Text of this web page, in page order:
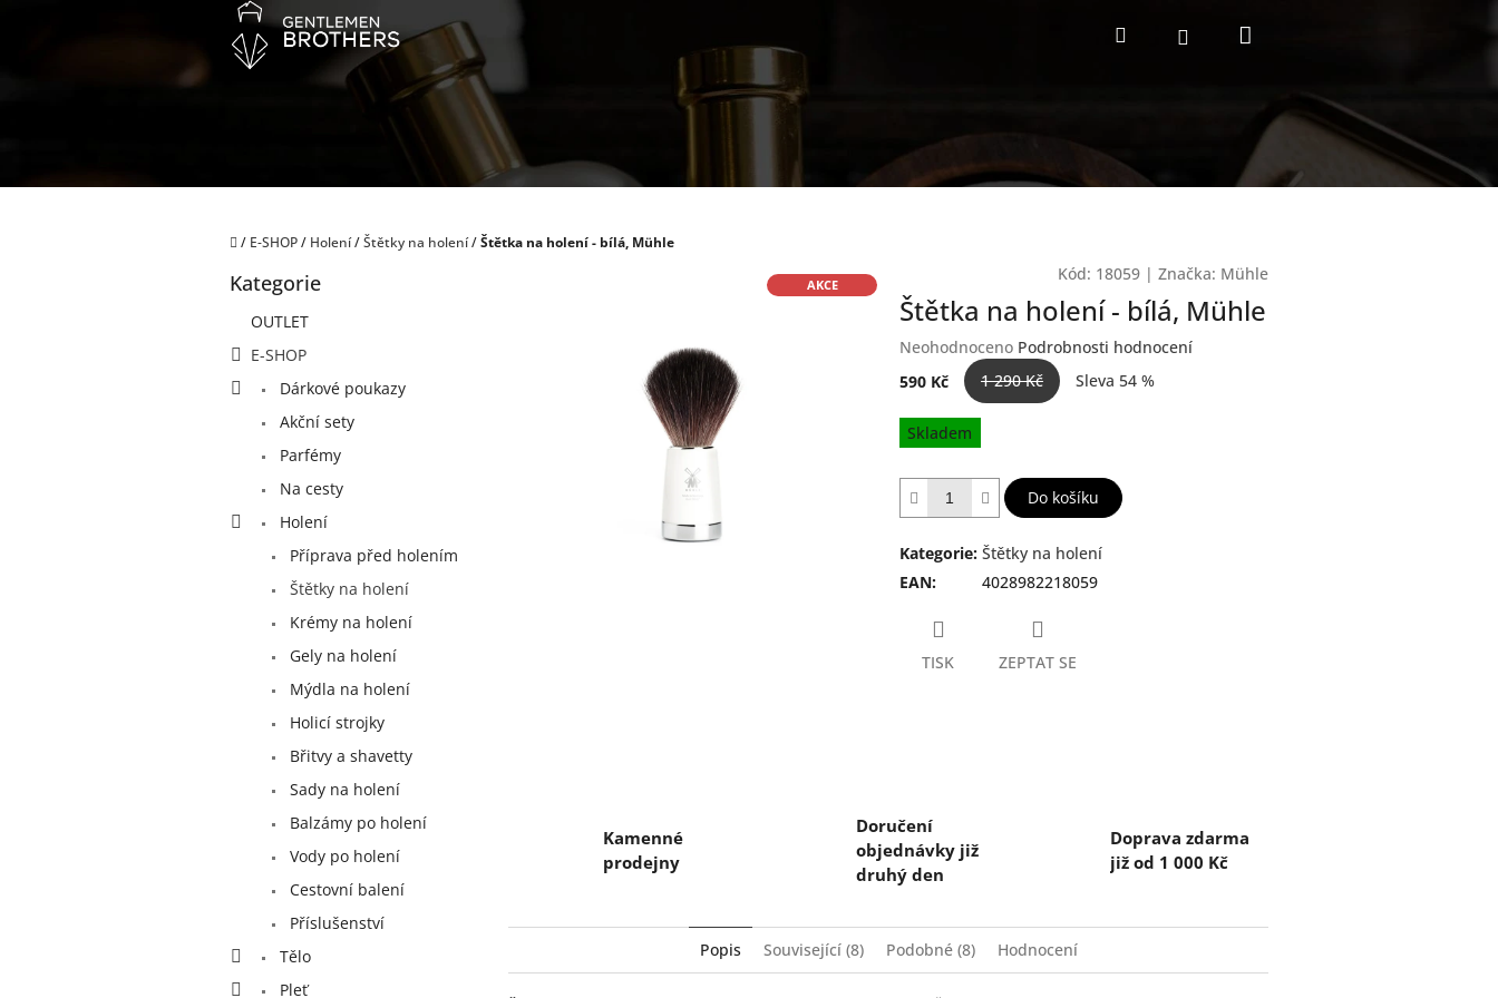
HledatPřihlášení
Domů
/ E-SHOP/ Holení/Štětky na holení/Štětka na holení - bílá, Mühle
Přeskočit
Kategorie
OUTLET
E-SHOP
Dárkové poukazy
Akční sety
Parfémy
Na cesty
Holení
Příprava před holením
Štětky na holení
Krémy na holení
Gely na holení
Mýdla na holení
Holicí strojky
Břitvy a shavetty
Sady na holení
Balzámy po holení
Vody po holení
Cestovní balení
Příslušenství
Tělo
Pleť
AKCE
Kód: 18059 | Značka: Mühle
Štětka na holení - bílá, Mühle
Průměrné
hodnocení
produktu
je
0,0
5
hvězdiček.
Neohodnoceno Podrobnosti hodnocení
590 Kč
1 290 Kč
Sleva 54 %
Měrná
cena:
Skladem
Do košíku
Kategorie: Štětky na holení
EAN: 4028982218059
TISK ZEPTAT SE
Kamenné
prodejny
Doručení
objednávky již
druhý den
Doprava zdarma
již od 1 000 Kč
Popis Související (8) Podobné (8) Hodnocení